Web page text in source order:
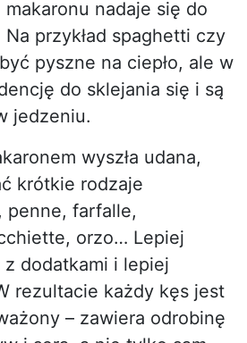
nadaje się do
Na przykład spaghetti czy
pyszne na ciepło, ale w
do sklejania się i są
jedzeniu.
wyszła udana,
krótkie rodzaje
penne, farfalle,
orzo… Lepiej
dodatkami i lepiej
rezultacie każdy kęs jest
– zawiera odrobinę